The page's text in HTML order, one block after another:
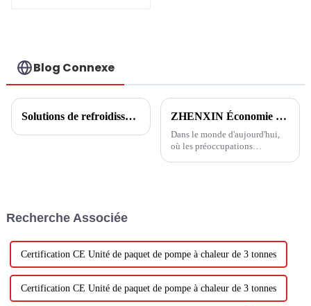
Blog Connexe
Solutions de refroidissement/chauffage domestique ZHENXIN Économie d'énergie : prôner une nouvelle vie saine
Dans le monde d'aujourd'hui,
où les préoccupations
l'environnement.
Recherche Associée
Certification CE Unité de paquet de pompe à chaleur de 3 tonnes
Certification CE Unité de paquet de pompe à chaleur de 3 tonnes